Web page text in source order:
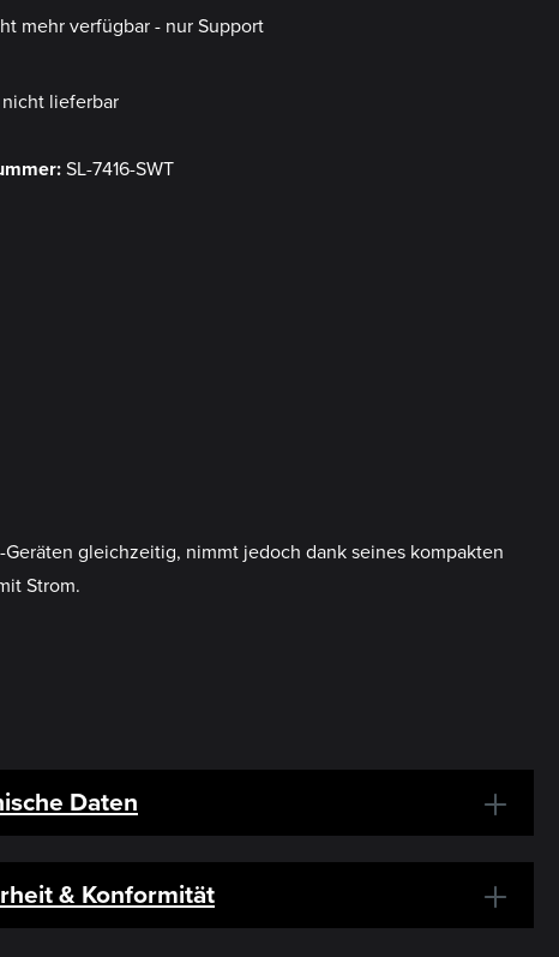
mehr verfügbar - nur Support
lieferbar
SL-7416-SWT
gleichzeitig, nimmt jedoch dank seines kompakten
Strom.
Daten
& Konformität